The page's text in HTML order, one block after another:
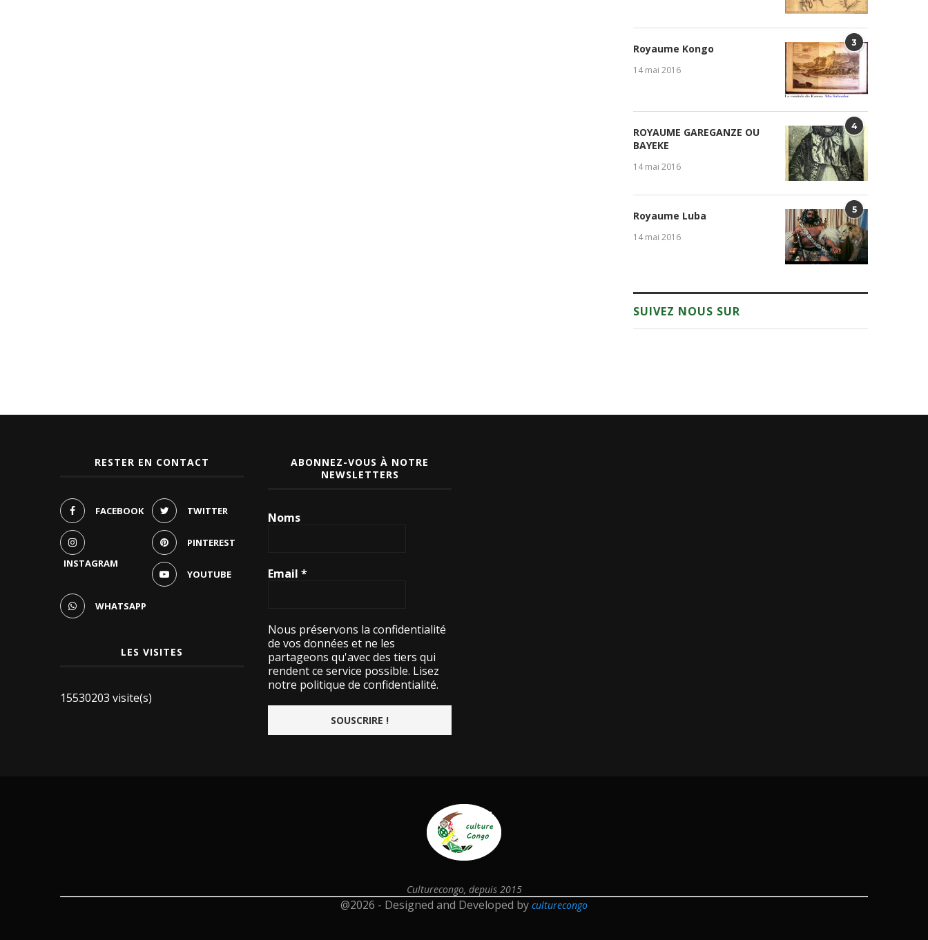
3
Royaume Kongo
14 mai 2016
4
ROYAUME GAREGANZE OU
BAYEKE
14 mai 2016
5
Royaume Luba
14 mai 2016
SUIVEZ NOUS SUR
RESTER EN CONTACT
FACEBOOK TWITTER
INSTAGRAM
PINTEREST
YOUTUBE
WHATSAPP
LES VISITES
15530203 visite(s)
ABONNEZ-VOUS À NOTRE
NEWSLETTERS
Noms
Email*
Nous préservons la confidentialité
de vos données et ne les
partageons qu'avec des tiers qui
rendent ce service possible. Lisez
notre politique de confidentialité.
Culturecongo, depuis 2015
@2026 - Designed and Developed by culturecongo